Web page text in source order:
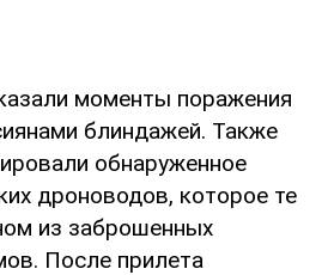
моменты поражения
блиндажей. Также
обнаруженное
дроноводов, которое те
из заброшенных
После прилета